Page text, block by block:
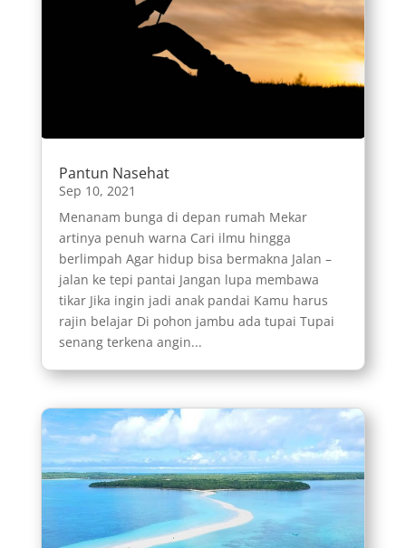
Pantun Nasehat
Sep 10, 2021
Menanam bunga di depan rumah Mekar
artinya penuh warna Cari ilmu hingga
berlimpah Agar hidup bisa bermakna Jalan –
jalan ke tepi pantai Jangan lupa membawa
tikar Jika ingin jadi anak pandai Kamu harus
rajin belajar Di pohon jambu ada tupai Tupai
senang terkena angin...